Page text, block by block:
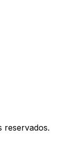
reservados.